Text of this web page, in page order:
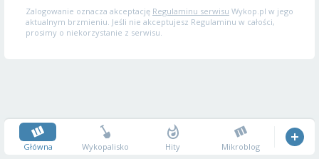
Zalogowanie oznacza akceptację Regulaminu serwisu Wykop.pl w jego
aktualnym brzmieniu. Jeśli nie akceptujesz Regulaminu w całości,
prosimy o niekorzystanie z serwisu.
Główna Wykopalisko Hity Mikroblog